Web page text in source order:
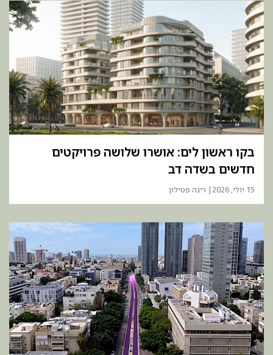
בקו ראשון לים: אושרו שלושה פרויקטים
חדשים בשדה דב
15 יולי, 2026 | רינה פטילון